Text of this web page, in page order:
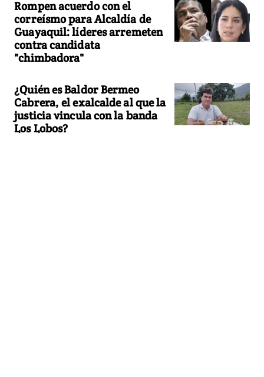
Rompen acuerdo con el
correísmo para Alcaldía de
Guayaquil: líderes arremeten
contra candidata
"chimbadora"
¿Quién es Baldor Bermeo
Cabrera, el exalcalde al que la
justicia vincula con la banda
Los Lobos?